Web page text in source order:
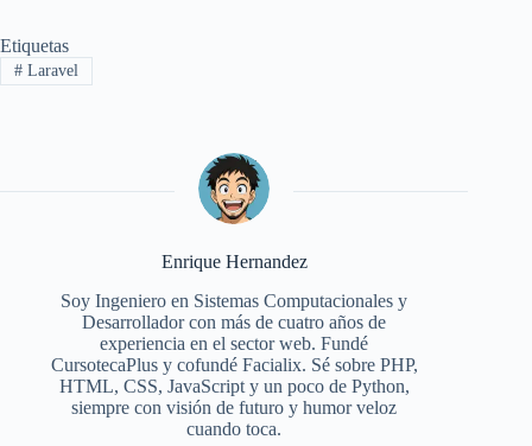
Etiquetas
#Laravel
Enrique Hernandez
Soy Ingeniero en Sistemas Computacionales y
Desarrollador con más de cuatro años de
experiencia en el sector web. Fundé
CursotecaPlus y cofundé Facialix. Sé sobre PHP,
HTML, CSS, JavaScript y un poco de Python,
siempre con visión de futuro y humor veloz
cuando toca.